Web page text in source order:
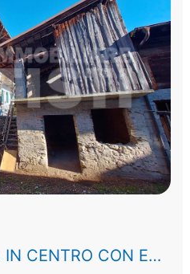
PORZIONE DI CASA IN CENTRO CON ESPOSIZIONE SOLEGGIATA